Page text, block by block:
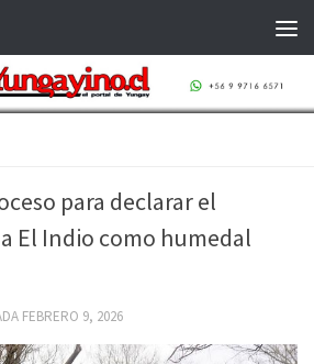
para declarar el
El Indio como humedal
FEBRERO 9, 2026